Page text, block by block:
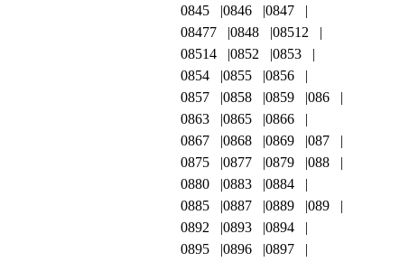
0845
0846
0847
08477
0848
08512
08514
0852
0853
0854
0855
0856
0857
0858 0859
086
0863
0865
0866
0867
0868 0869
087
0875
0877 0879
088
0880
0883
0884
0885
0887 0889
089
0892
0893
0894
0895
0896
0897